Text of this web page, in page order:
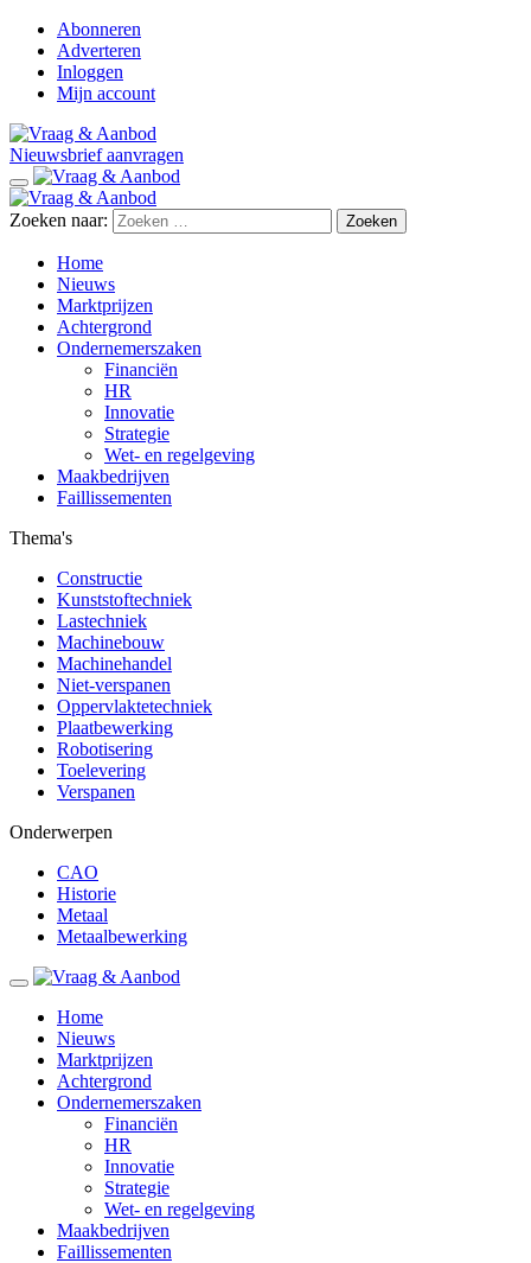
Abonneren
Adverteren
Inloggen
Mijn account
Nieuwsbrief aanvragen
Zoeken naar:
Home
Nieuws
Marktprijzen
Achtergrond
Ondernemerszaken
Financiën
HR
Innovatie
Strategie
Wet- en regelgeving
Maakbedrijven
Faillissementen
Thema's
Constructie
Kunststoftechniek
Lastechniek
Machinebouw
Machinehandel
Niet-verspanen
Oppervlaktetechniek
Plaatbewerking
Robotisering
Toelevering
Verspanen
Onderwerpen
CAO
Historie
Metaal
Metaalbewerking
Home
Nieuws
Marktprijzen
Achtergrond
Ondernemerszaken
Financiën
HR
Innovatie
Strategie
Wet- en regelgeving
Maakbedrijven
Faillissementen